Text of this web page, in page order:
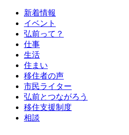
新着情報
イベント
弘前って？
仕事
生活
住まい
移住者の声
市民ライター
弘前とつながろう
移住支援制度
相談